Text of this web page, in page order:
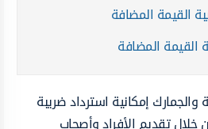
القيمة المضافة
القيمة المضافة
والجمارك إمكانية استرداد ضريبة